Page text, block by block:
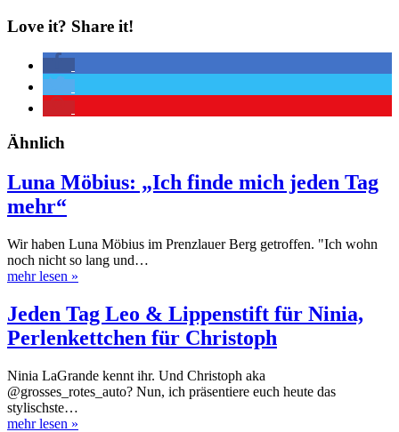
Love it? Share it!
Ähnlich
Luna Möbius: „Ich finde mich jeden Tag
mehr“
Wir haben Luna Möbius im Prenzlauer Berg getroffen. "Ich wohn
noch nicht so lang und…
mehr lesen »
Jeden Tag Leo & Lippenstift für Ninia,
Perlenkettchen für Christoph
Ninia LaGrande kennt ihr. Und Christoph aka
@grosses_rotes_auto? Nun, ich präsentiere euch heute das
stylischste…
mehr lesen »